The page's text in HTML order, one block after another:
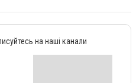
на наші канали